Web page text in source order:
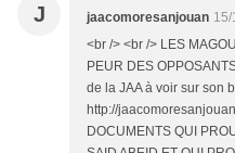
J jaacomoresanjouan 15/
<br /> <br /> LES
PEUR DES
de la JAA à voir sur son
http://
DOCUMENTS QUI